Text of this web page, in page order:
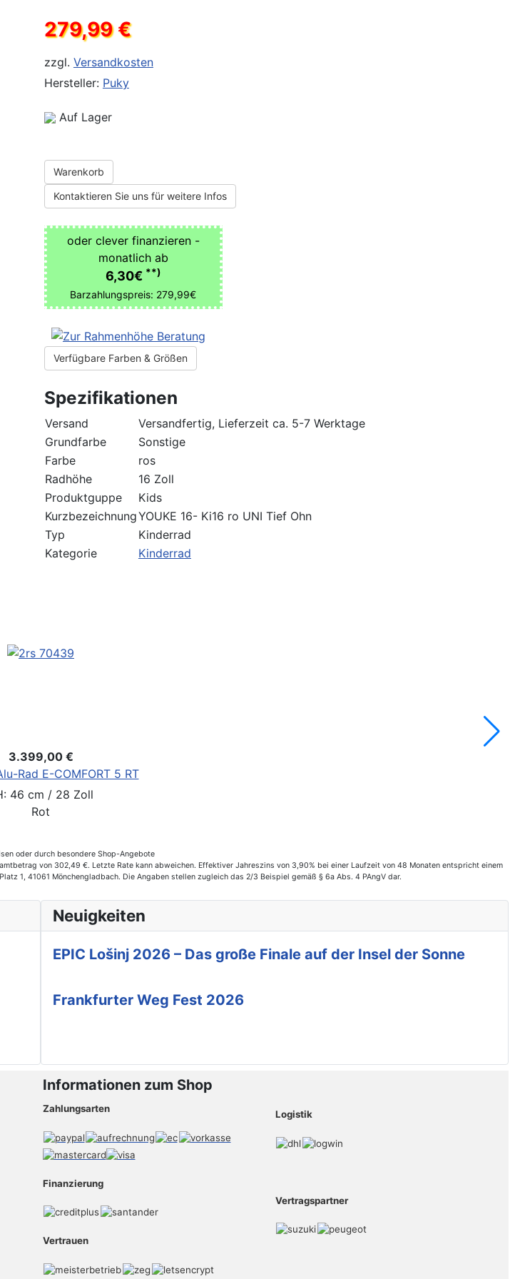
279,99 €
zzgl. Versandkosten
Hersteller: Puky
Auf Lager
Warenkorb
Kontaktieren Sie uns für weitere Infos
oder clever finanzieren -
monatlich ab
6,30€ **)
Barzahlungspreis: 279,99€
Verfügbare Farben & Größen
Spezifikationen
Versand
Versandfertig, Lieferzeit ca. 5-7 Werktage
Grundfarbe
Sonstige
Farbe
ros
Radhöhe
16 Zoll
Produktguppe
Kids
KurzbezeichnungYOUKE 16- Ki16 ro UNI Tief Ohn
Typ
Kinderrad
Kategorie
Kinderrad
3.399,00 €
Rad E-COMFORT 5 RT
46 cm / 28 Zoll
Rot
oder durch besondere Shop-Angebote
von 302,49 €. Letzte Rate kann abweichen. Effektiver Jahreszins von 3,90% bei einer Laufzeit von 48 Monaten entspricht einem
1, 41061 Mönchengladbach. Die Angaben stellen zugleich das 2/3 Beispiel gemäß § 6a Abs. 4 PAngV dar.
Neuigkeiten
EPIC Lošinj 2026 – Das große Finale auf der Insel der Sonne
Frankfurter Weg Fest 2026
Informationen zum Shop
Zahlungsarten
Finanzierung
Vertrauen
Logistik
Vertragspartner